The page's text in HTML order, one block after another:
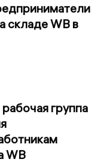
складе WB в
группа
WB